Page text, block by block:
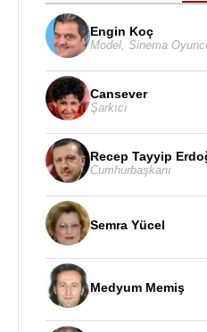
Engin Koç
Model Sinema
Cansever
Şarkıcı
Recep Tayyip
Cumhurbaşkanı
Semra Yücel
Medyum Memiş